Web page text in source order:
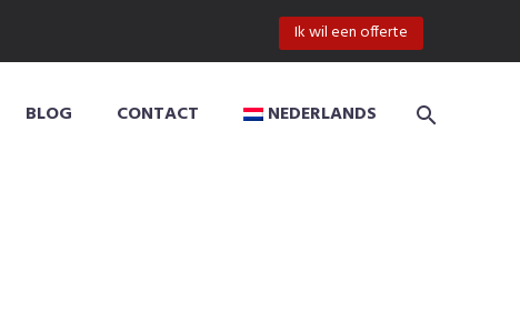
Ik wil een offerte
BLOG CONTACT NEDERLANDS